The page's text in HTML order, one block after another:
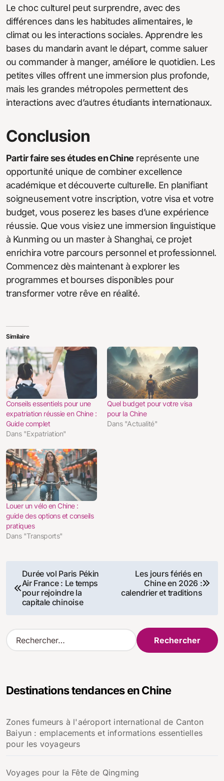
Le choc culturel peut surprendre, avec des
différences dans les habitudes alimentaires, le
climat ou les interactions sociales. Apprendre les
bases du mandarin avant le départ, comme saluer
ou commander à manger, améliore le quotidien. Les
petites villes offrent une immersion plus profonde,
mais les grandes métropoles permettent des
interactions avec d’autres étudiants internationaux.
Conclusion
Partir faire ses études en Chine représente une
opportunité unique de combiner excellence
académique et découverte culturelle. En planifiant
soigneusement votre inscription, votre visa et votre
budget, vous poserez les bases d’une expérience
réussie. Que vous visiez une immersion linguistique
à Kunming ou un master à Shanghai, ce projet
enrichira votre parcours personnel et professionnel.
Commencez dès maintenant à explorer les
programmes et bourses disponibles pour
transformer votre rêve en réalité.
Similaire
Conseils essentiels pour une
expatriation réussie en Chine :
Guide complet
Dans "Expatriation"
Quel budget pour votre visa
pour la Chine
Dans "Actualité"
Louer un vélo en Chine :
guide des options et conseils
pratiques
Dans "Transports"
Navigation
de
Durée vol Paris Pékin
Air France : Le temps
pour rejoindre la
capitale chinoise
Les jours fériés en
Chine en 2026 :
calendrier et traditions
R
e
r
e
r
Destinations tendances en Chine
Zones fumeurs à l'aéroport international de Canton
Baiyun : emplacements et informations essentielles
pour les voyageurs
Voyages pour la Fête de Qingming